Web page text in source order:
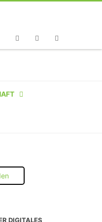
DIGITALES